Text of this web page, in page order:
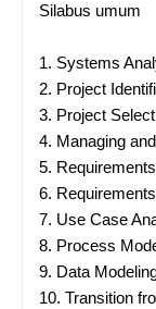
Silabus umum
1. Systems
2. Project
3. Project
4. Managing
5.
6.
7. Use Case
8. Process
9. Data
10. Transition